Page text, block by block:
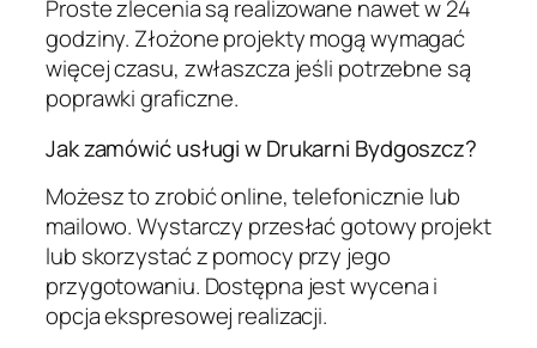
Proste zlecenia są realizowane nawet w 24
godziny. Złożone projekty mogą wymagać
więcej czasu, zwłaszcza jeśli potrzebne są
poprawki graficzne.
Jak zamówić usługi w Drukarni Bydgoszcz?
Możesz to zrobić online, telefonicznie lub
mailowo. Wystarczy przesłać gotowy projekt
lub skorzystać z pomocy przy jego
przygotowaniu. Dostępna jest wycena i
opcja ekspresowej realizacji.